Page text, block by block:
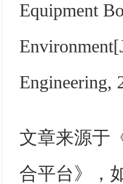
Equipment
Engineering,
文章来源于
合平台》，